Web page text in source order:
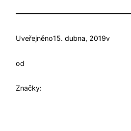
Uveřejněno15. dubna, 2019v
od
Značky: